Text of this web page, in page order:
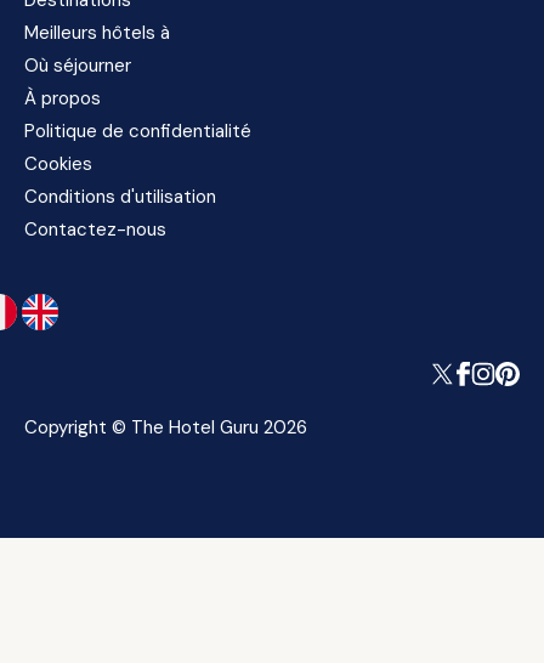
Meilleurs hôtels à
Où séjourner
À propos
Politique de confidentialité
Cookies
Conditions d'utilisation
Contactez-nous
Copyright © The Hotel Guru 2026